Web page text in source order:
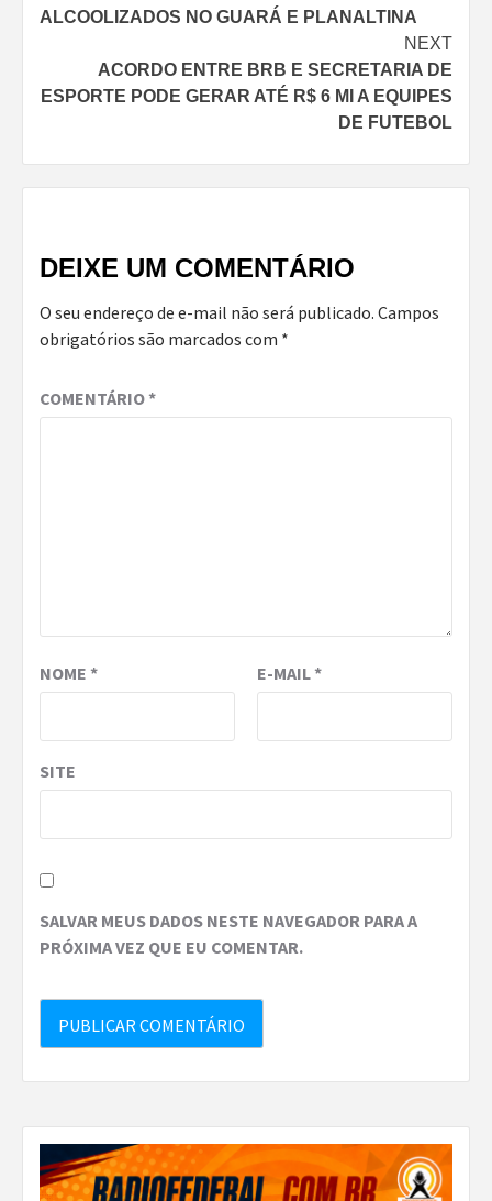
ALCOOLIZADOS NO GUARÁ E PLANALTINA
NEXT
ACORDO ENTRE BRB E SECRETARIA DE
ESPORTE PODE GERAR ATÉ R$ 6 MI A EQUIPES
DE FUTEBOL
DEIXE UM COMENTÁRIO
O seu endereço de e-mail não será publicado. Campos
obrigatórios são marcados com *
COMENTÁRIO*
NOME * E-MAIL*
SITE
SALVAR MEUS DADOS NESTE NAVEGADOR PARA A
PRÓXIMA VEZ QUE EU COMENTAR.